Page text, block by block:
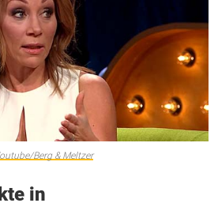
Berg & Meltzer
in